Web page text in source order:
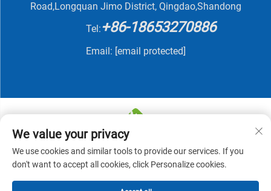
Road,Longquan Jimo District, Qingdao,Shandong
Tel:+86-18653270886
Email: [email protected]
Hak Cipta © 2025 oleh QINGDAO NUTRIVIT BIOTECH
CO., LTD - Kebijakan Privasi
We value your privacy
We use cookies and similar tools to provide our services. If you
don't want to accept all cookies, click Personalize cookies.